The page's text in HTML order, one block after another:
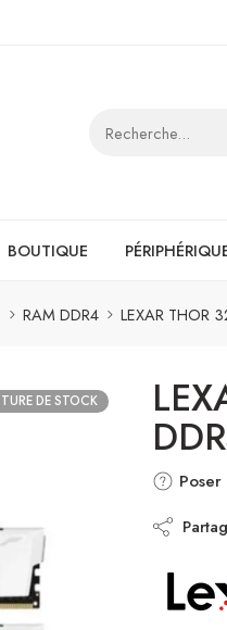
BOUTIQUE
RAM DDR4 LEXAR THOR
DE STOCK